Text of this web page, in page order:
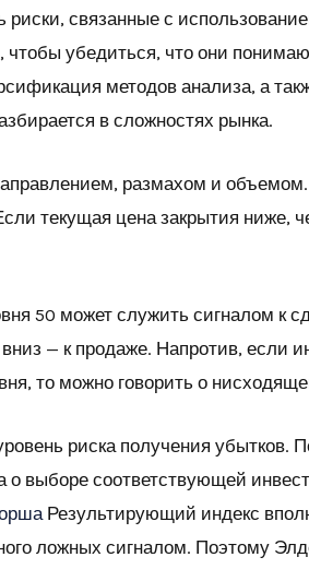
связанные с
убедиться, что они
методов анализа, а
в сложностях рынка.
размахом и
текущая цена закрытия ниже,
50 может служить сигналом к
— к продаже. Напротив, если
то можно говорить о
риска получения убытков.
выборе соответствующей
Результирующий индекс
ложных сигналом. Поэтому